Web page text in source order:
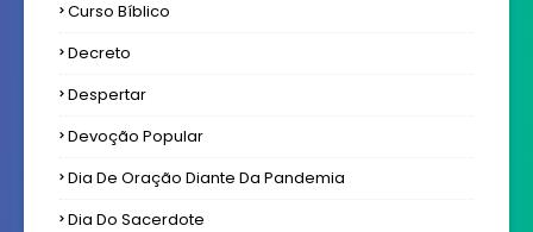
Curso Bíblico
Decreto
Despertar
Devoção Popular
Dia De Oração Diante Da Pandemia
Dia Do Sacerdote